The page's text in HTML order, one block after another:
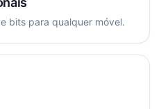
bits para qualquer móvel.